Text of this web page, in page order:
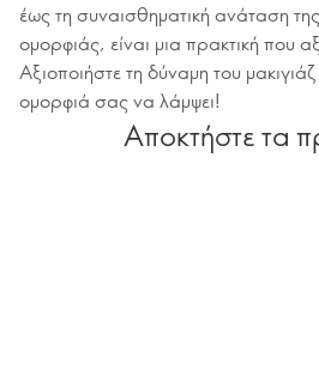
έως τη συναισθηματική ανάταση
ομορφιάς, είναι μια πρακτική που
Αξιοποιήστε τη δύναμη του
ομορφιά σας να λάμψει!
Αποκτήστε τα